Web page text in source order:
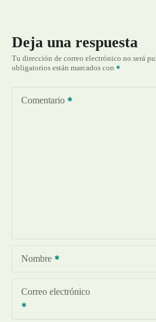
Deja una respuesta
Tu dirección de correo electrónico no será
obligatorios están marcados con
Comentario
Nombre
Correo electrónico